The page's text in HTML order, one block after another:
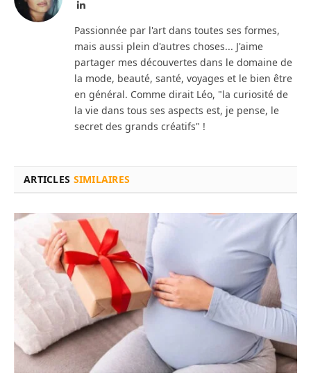
LinkedIn
Passionnée par l'art dans toutes ses formes,
mais aussi plein d'autres choses... J'aime
partager mes découvertes dans le domaine de
la mode, beauté, santé, voyages et le bien être
en général. Comme dirait Léo, "la curiosité de
la vie dans tous ses aspects est, je pense, le
secret des grands créatifs" !
ARTICLES SIMILAIRES